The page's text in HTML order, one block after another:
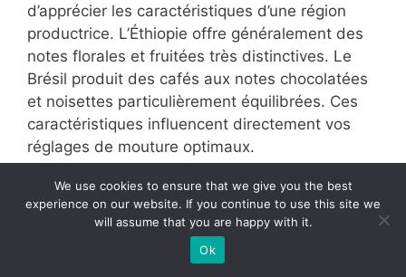
d’apprécier les caractéristiques d’une région
productrice. L’Éthiopie offre généralement des
notes florales et fruitées très distinctives. Le
Brésil produit des cafés aux notes chocolatées
et noisettes particulièrement équilibrées. Ces
caractéristiques influencent directement vos
réglages de mouture optimaux.
L’art délicat du réglage
La finesse de mouture s’adapte principalement
au type d’extraction souhaité. L’espresso
We use cookies to ensure that we give you the best
experience on our website. If you continue to use this site we
will assume that you are happy with it.
Ok